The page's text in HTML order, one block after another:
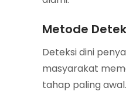
Metode
Deteksi dini
masyarakat
tahap paling